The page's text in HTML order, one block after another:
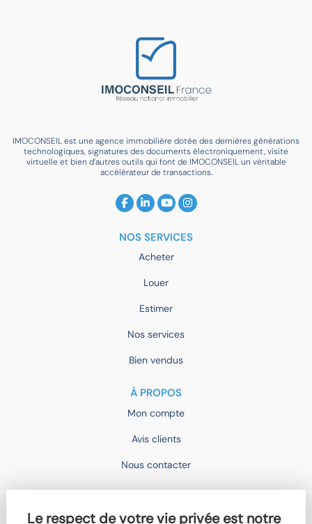
Le respect de votre vie privée est notre
IMOCONSEIL est une agence immobilière dotée des dernières générations
technologiques, signatures des documents électroniquement, visite
virtuelle et bien d’autres outils qui font de IMOCONSEIL un véritable
accélérateur de transactions.
NOS SERVICES
Acheter
Louer
Estimer
Nos services
Bien vendus
À PROPOS
Mon compte
Avis clients
Nous contacter
Devenir mandataire